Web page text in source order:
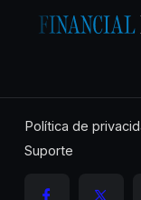
Política de
Suporte